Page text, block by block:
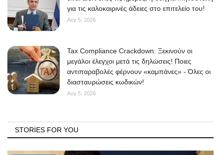
για τις καλοκαιρινές άδειες στο επιτελείο του!
Αυγ 5, 2026
Tax Compliance Crackdown: Ξεκινούν οι
μεγάλοι έλεγχοι μετά τις δηλώσεις! Ποιες
αντιπαραβολές φέρνουν «καμπάνες» - Όλες οι
διασταυρώσεις κωδικών!
Αυγ 5, 2026
STORIES FOR YOU